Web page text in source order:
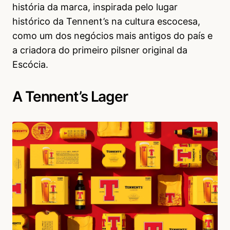
história da marca, inspirada pelo lugar
histórico da Tennent’s na cultura escocesa,
como um dos negócios mais antigos do país e
a criadora do primeiro pilsner original da
Escócia.
A Tennent’s Lager